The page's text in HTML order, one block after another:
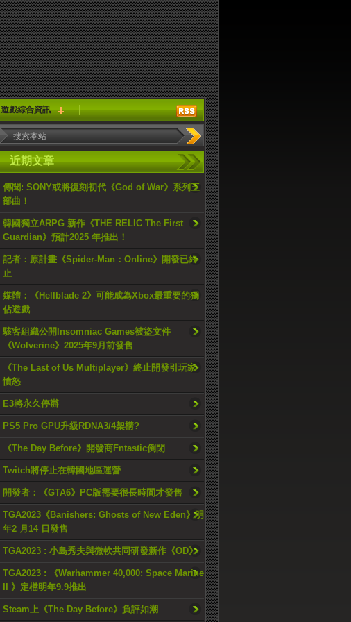
遊戲綜合資訊
近期文章
傳聞: SONY或將復刻初代《God of War》系列三
部曲！
韓國獨立ARPG 新作《THE RELIC The First
Guardian》預計2025 年推出！
記者：原計畫《Spider-Man：Online》開發已終
止
媒體：《Hellblade 2》可能成為Xbox最重要的獨
佔遊戲
駭客組織公開Insomniac Games被盜文件
《Wolverine》2025年9月前發售
《The Last of Us Multiplayer》終止開發引玩家
憤怒
E3將永久停辦
PS5 Pro GPU升級RDNA3/4架構?
《The Day Before》開發商Fntastic倒閉
Twitch將停止在韓國地區運營
開發者：《GTA6》PC版需要很長時間才發售
TGA2023《Banishers: Ghosts of New Eden》明
年2 月14 日發售
TGA2023 : 小島秀夫與微軟共同研發新作《OD》
TGA2023 : 《Warhammer 40,000: Space Marine
II 》定檔明年9.9推出
Steam上《The Day Before》負評如潮